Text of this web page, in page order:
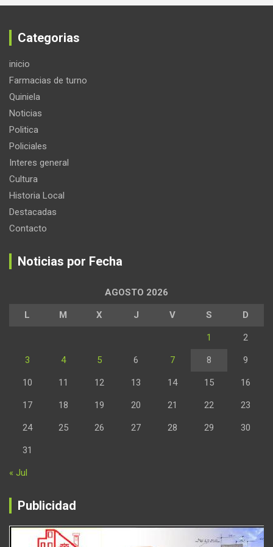
Categorias
inicio
Farmacias de turno
Quiniela
Noticias
Politica
Policiales
Interes general
Cultura
Historia Local
Destacadas
Contacto
Noticias por Fecha
AGOSTO 2026
L M X J V S D
1 2
3 4 5 6 7 8 9
10 11 12 13 14 15 16
17 18 19 20 21 22 23
24 25 26 27 28 29 30
31
« Jul
Publicidad